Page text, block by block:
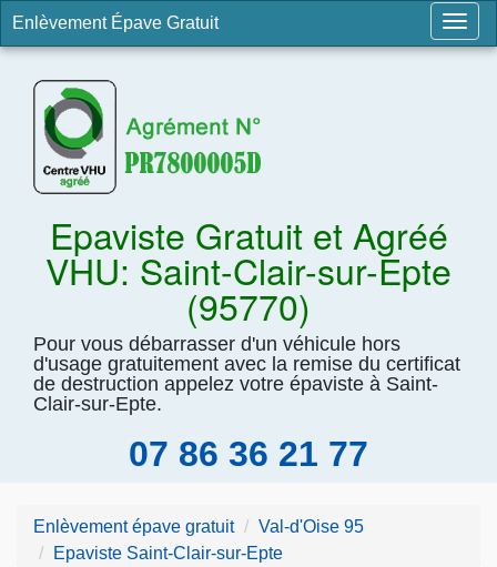
Enlèvement Épave Gratuit
Epaviste Gratuit et Agréé
VHU: Saint-Clair-sur-Epte
(95770)
Pour vous débarrasser d'un véhicule hors
d'usage gratuitement avec la remise du certificat
de destruction appelez votre épaviste à Saint-
Clair-sur-Epte.
07 86 36 21 77
Enlèvement épave gratuit
Val-d'Oise 95
Epaviste Saint-Clair-sur-Epte